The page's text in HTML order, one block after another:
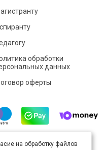
обработки
данных
оферты
полицензии Creative
на обработку файлов